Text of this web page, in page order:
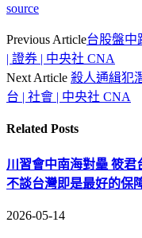
source
Previous Article台股盤
| 證券 | 中央社 CNA
Next Article 殺人通緝犯
台 | 社會 | 中央社 CNA
Related Posts
川習會中南海對壘 筱
不談台灣即是最好的保
2026-05-14